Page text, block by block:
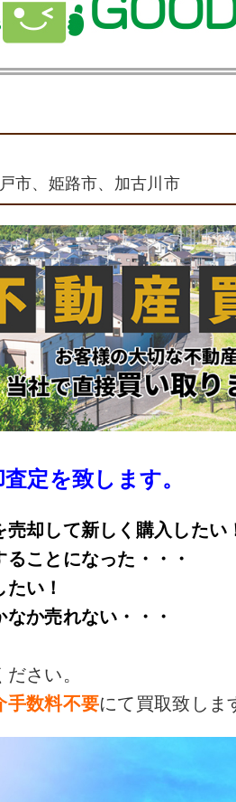
市、姫路市、加古川市
定を致します。
却して新しく購入したい
ことになった・・・
い！
か売れない・・・
さい。
手数料不要にて買取致しま